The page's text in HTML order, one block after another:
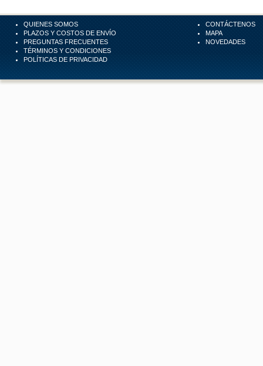
QUIENES SOMOS
PLAZOS Y COSTOS DE ENVÍO
PREGUNTAS FRECUENTES
TÉRMINOS Y CONDICIONES
POLÍTICAS DE PRIVACIDAD
CONTÁCTENOS
MAPA
NOVEDADES